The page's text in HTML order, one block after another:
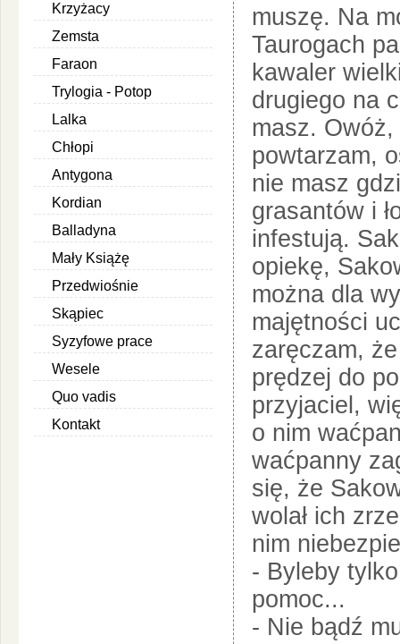
Krzyżacy
Zemsta
Faraon
Trylogia - Potop
Lalka
Chłopi
Antygona
Kordian
Balladyna
Mały Książę
Przedwiośnie
Skąpiec
Syzyfowe prace
Wesele
Quo vadis
Kontakt
muszę. Na
Taurogach
kawaler
drugiego na
masz. Owóż,
powtarzam,
nie masz
grasantów i
infestują.
opiekę,
można dla
majętności
zaręczam,
prędzej do
przyjaciel,
o nim
waćpanny
się, że
wolał ich
nim
- Byleby
pomoc...
- Nie bądź